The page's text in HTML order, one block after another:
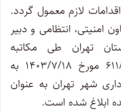
لازم معمول گردد.
امنیتی، انتظامی و دبیر
تهران طی مکاتبه
شماره ۶/۱۰۶/۲۱۵۰/م/۶۱۱ مورخ ۱۴۰۳/۷/۱۸ به
شهر تهران به عنوان
ابلاغ شده است.